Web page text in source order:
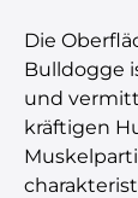
Die
Bulldogge
und
kräftigen